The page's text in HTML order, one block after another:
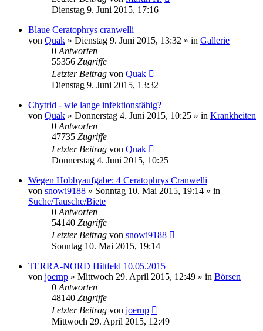
Dienstag 9. Juni 2015, 17:16
Blaue Ceratophrys cranwelli
von Quak » Dienstag 9. Juni 2015, 13:32 » in Gallerie
0 Antworten
55356 Zugriffe
Letzter Beitrag von Quak
Dienstag 9. Juni 2015, 13:32
Chytrid - wie lange infektionsfähig?
von Quak » Donnerstag 4. Juni 2015, 10:25 » in Krankheiten
0 Antworten
47735 Zugriffe
Letzter Beitrag von Quak
Donnerstag 4. Juni 2015, 10:25
Wegen Hobbyaufgabe: 4 Ceratophrys Cranwelli
von snowi9188 » Sonntag 10. Mai 2015, 19:14 » in
Suche/Tausche/Biete
0 Antworten
54140 Zugriffe
Letzter Beitrag von snowi9188
Sonntag 10. Mai 2015, 19:14
TERRA-NORD Hittfeld 10.05.2015
von joernp » Mittwoch 29. April 2015, 12:49 » in Börsen
0 Antworten
48140 Zugriffe
Letzter Beitrag von joernp
Mittwoch 29. April 2015, 12:49